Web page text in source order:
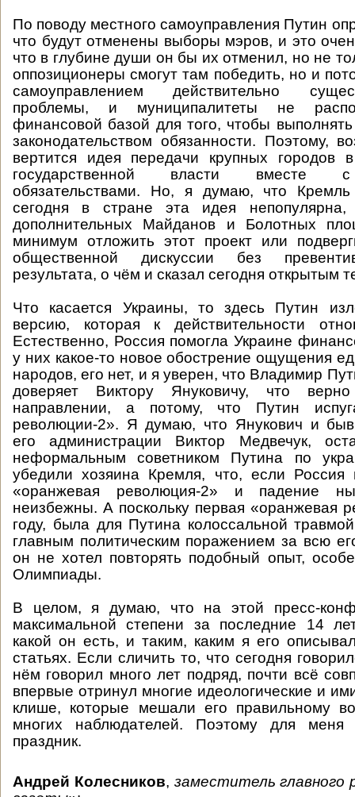
По поводу местного самоуправления Путин
что будут отменены выборы мэров, и это
что в глубине души он бы их отменил, но не
оппозиционеры смогут там победить, но и
самоуправлением действительно
проблемы, и муниципалитеты не
финансовой базой для того, чтобы
законодательством обязанности. Поэтому,
вертится идея передачи крупных городов
государственной власти вместе
обязательствами. Но, я думаю, что Кремль
сегодня в стране эта идея
дополнительных Майданов и Болотных
минимум отложить этот проект или
общественной дискуссии без
результата, о чём и сказал сегодня открытым
Что касается Украины, то здесь Путин
версию, которая к действительности
Естественно, Россия помогла Украине
у них какое-то новое обострение ощущения
народов, его нет, и я уверен, что Владимир
доверяет Виктору Януковичу, что
направлении, а потому, что Путин
революции-2». Я думаю, что Янукович и
его администрации Виктор Медвечук,
неформальным советником Путина по
убедили хозяина Кремля, что, если Россия
«оранжевая революция-2» и падение
неизбежны. А поскольку первая «оранжевая
году, была для Путина колоссальной
главным политическим поражением за всю
он не хотел повторять подобный опыт,
Олимпиады.
В целом, я думаю, что на этой пресс-
максимальной степени за последние 14
какой он есть, и таким, каким я его
статьях. Если сличить то, что сегодня
нём говорил много лет подряд, почти всё
впервые отринул многие идеологические и
клише, которые мешали его правильному
многих наблюдателей. Поэтому для меня
праздник.
Андрей Колесников, заместитель главного